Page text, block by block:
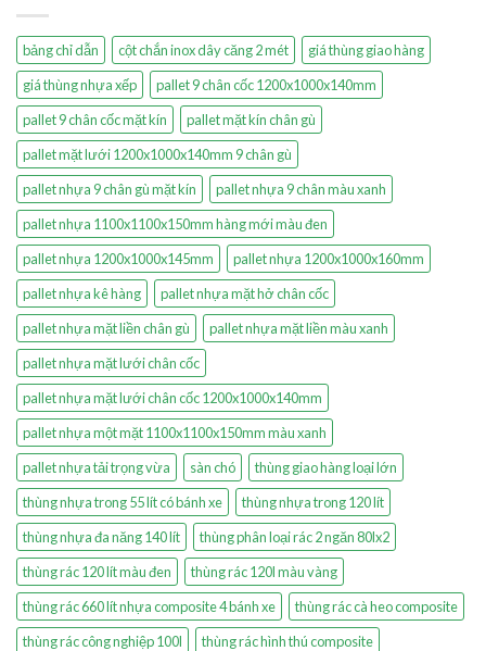
bảng chỉ dẫn cột chắn inox dây căng 2 mét
giá thùng giao hàng
giá thùng nhựa xếp
pallet 9 chân cốc 1200x1000x140mm
pallet 9 chân cốc mặt kín
pallet mặt kín chân gù
pallet mặt lưới 1200x1000x140mm 9 chân gù
pallet nhựa 9 chân gù mặt kín
pallet nhựa 9 chân màu xanh
pallet nhựa 1100x1100x150mm hàng mới màu đen
pallet nhựa 1200x1000x145mm
pallet nhựa 1200x1000x160mm
pallet nhựa kê hàng
pallet nhựa mặt hở chân cốc
pallet nhựa mặt liền chân gù
pallet nhựa mặt liền màu xanh
pallet nhựa mặt lưới chân cốc
pallet nhựa mặt lưới chân cốc 1200x1000x140mm
pallet nhựa một mặt 1100x1100x150mm màu xanh
pallet nhựa tải trọng vừa
sàn chó
thùng giao hàng loại lớn
thùng nhựa trong 55 lít có bánh xe
thùng nhựa trong 120 lít
thùng nhựa đa năng 140 lít
thùng phân loại rác 2 ngăn 80lx2
thùng rác 120 lít màu đen
thùng rác 120l màu vàng
thùng rác 660 lít nhựa composite 4 bánh xe
thùng rác cà heo composite
thùng rác công nghiệp 100l
thùng rác hình thú composite